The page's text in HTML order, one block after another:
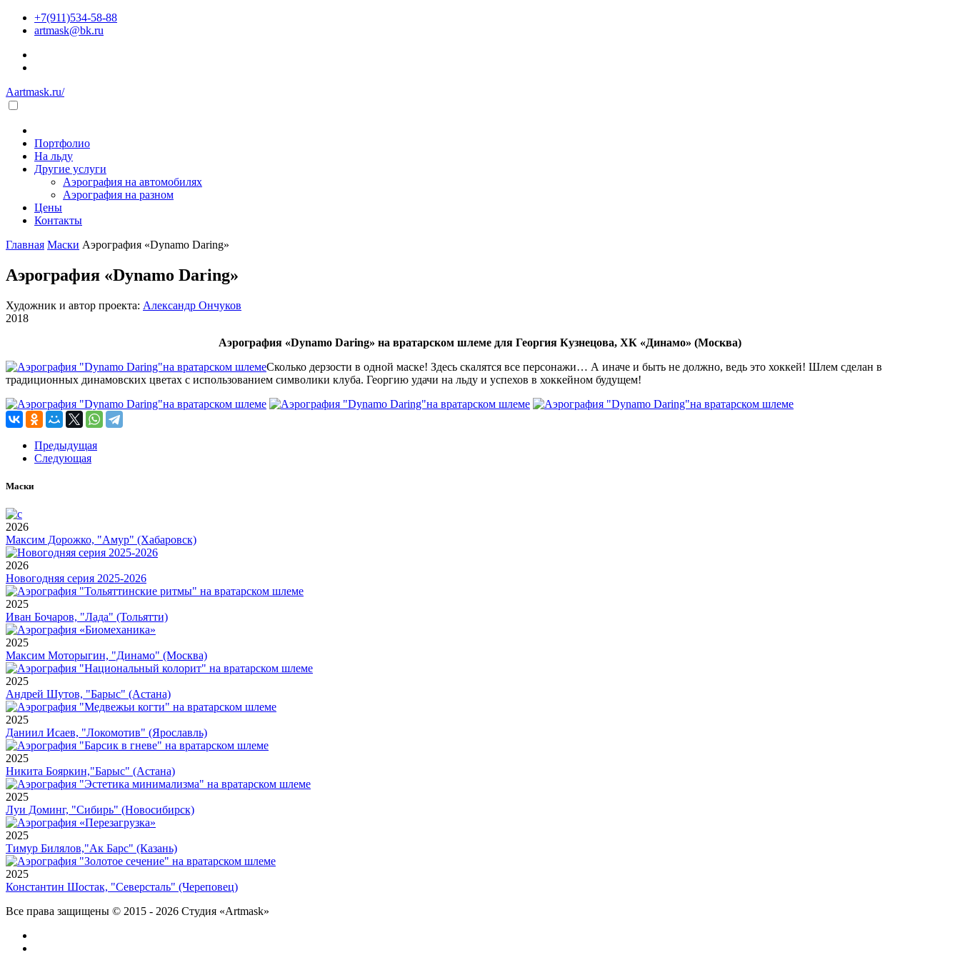
+7(911)534-58-88
artmask@bk.ru
Aartmask.ru/
Портфолио
На льду
Другие услуги
Аэрография на автомобилях
Аэрография на разном
Цены
Контакты
Главная Маски Аэрография «Dynamo Daring»
Аэрография «Dynamo Daring»
Художник и автор проекта: Александр Ончуков
2018
Аэрография «Dynamo Daring» на вратарском шлеме для Георгия Кузнецова, ХК «Динамо» (Москва)
Сколько дерзости в одной маске! Здесь скалятся все персонажи… А иначе и быть не должно, ведь это хоккей! Шлем сделан в
традиционных динамовских цветах с использованием символики клуба. Георгию удачи на льду и успехов в хоккейном будущем!
Предыдущая
Следующая
Маски
2026
Максим Дорожко, "Амур" (Хабаровск)
2026
Новогодняя серия 2025-2026
2025
Иван Бочаров, "Лада" (Тольятти)
2025
Максим Моторыгин, "Динамо" (Москва)
2025
Андрей Шутов, "Барыс" (Астана)
2025
Даниил Исаев, "Локомотив" (Ярославль)
2025
Никита Бояркин,"Барыс" (Астана)
2025
Луи Доминг, "Сибирь" (Новосибирск)
2025
Тимур Билялов,"Ак Барс" (Казань)
2025
Константин Шостак, "Северсталь" (Череповец)
Все права защищены © 2015 - 2026 Студия «Artmask»